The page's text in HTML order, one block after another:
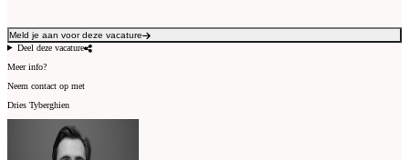
Meld je aan voor deze vacature
Deel deze vacature
Meer info?
Neem contact op met
Dries Tyberghien